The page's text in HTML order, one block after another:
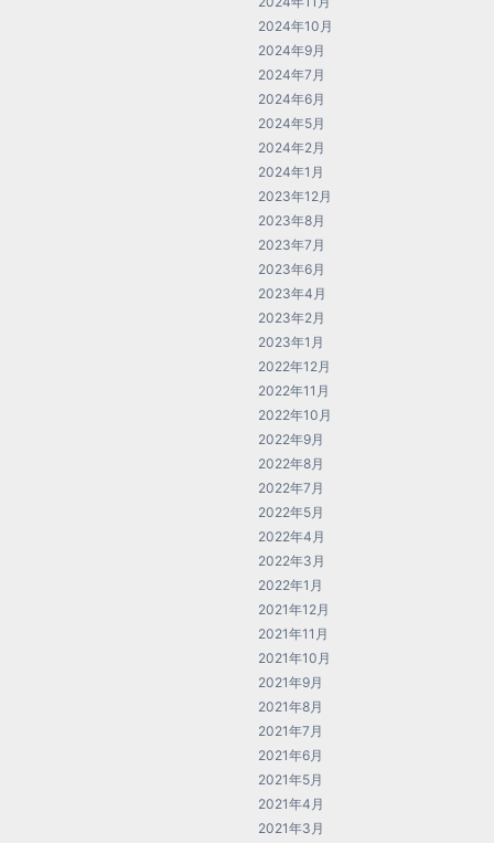
2024年10月
2024年9月
2024年7月
2024年6月
2024年5月
2024年2月
2024年1月
2023年12月
2023年8月
2023年7月
2023年6月
2023年4月
2023年2月
2023年1月
2022年12月
2022年11月
2022年10月
2022年9月
2022年8月
2022年7月
2022年5月
2022年4月
2022年3月
2022年1月
2021年12月
2021年11月
2021年10月
2021年9月
2021年8月
2021年7月
2021年6月
2021年5月
2021年4月
2021年3月